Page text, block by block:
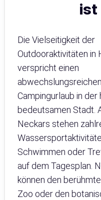
ist
Die Vielseitigkeit der
Outdooraktivitäten in
verspricht einen
abwechslungsreichen
Campingurlaub in der
bedeutsamen Stadt.
Neckars stehen
Schwimmen oder
auf dem Tagesplan.
können den
Zoo oder den